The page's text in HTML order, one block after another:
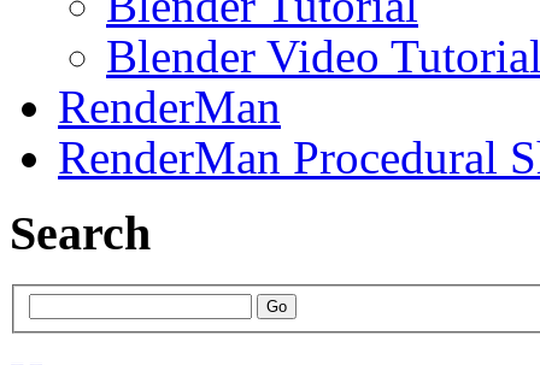
Blender Video
RenderMan
RenderMan Procedural
Search